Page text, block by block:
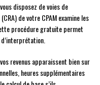
disposez de voies de
de votre CPAM examine les
procédure gratuite permet
revenus apparaissent bien sur
heures supplémentaires